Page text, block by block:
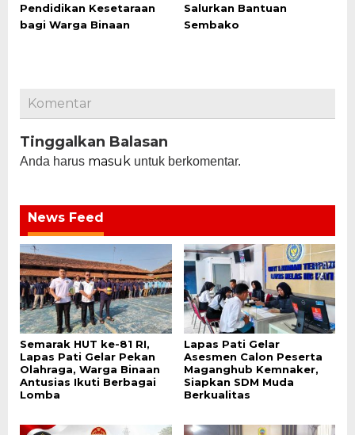
Pendidikan Kesetaraan
bagi Warga Binaan
Salurkan Bantuan
Sembako
Komentar
Tinggalkan Balasan
Anda harus masuk untuk berkomentar.
News Feed
Semarak HUT ke-81 RI,
Lapas Pati Gelar Pekan
Olahraga, Warga Binaan
Antusias Ikuti Berbagai
Lomba
Lapas Pati Gelar
Asesmen Calon Peserta
Maganghub Kemnaker,
Siapkan SDM Muda
Berkualitas